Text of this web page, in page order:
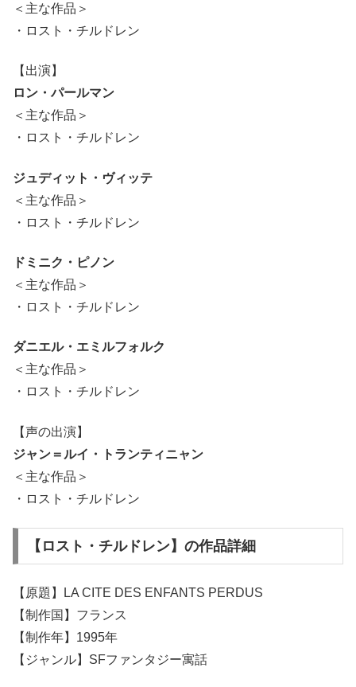
＜主な作品＞
・ロスト・チルドレン
【出演】
ロン・パールマン
＜主な作品＞
・ロスト・チルドレン
ジュディット・ヴィッテ
＜主な作品＞
・ロスト・チルドレン
ドミニク・ピノン
＜主な作品＞
・ロスト・チルドレン
ダニエル・エミルフォルク
＜主な作品＞
・ロスト・チルドレン
【声の出演】
ジャン＝ルイ・トランティニャン
＜主な作品＞
・ロスト・チルドレン
【ロスト・チルドレン】の作品詳細
【原題】LA CITE DES ENFANTS PERDUS
【制作国】フランス
【制作年】1995年
【ジャンル】SFファンタジー寓話